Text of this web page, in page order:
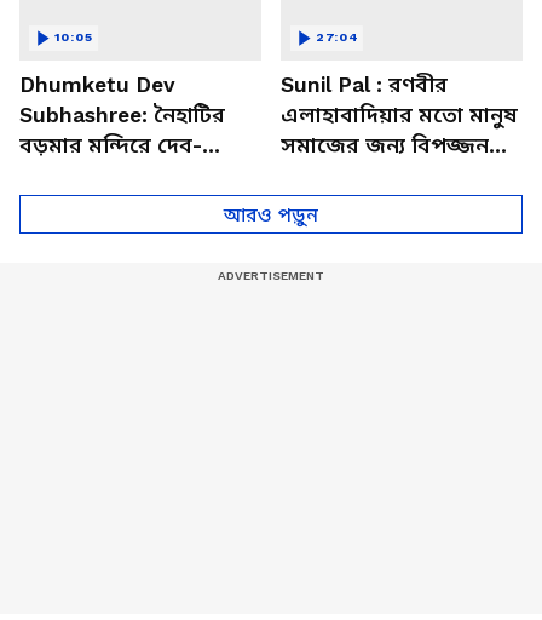
Dhumketu Dev
Subhashree: নৈহাটির
বড়মার মন্দিরে দেব-
10:05
Sunil Pal : রণবীর
এলাহাবাদিয়ার মতো মানুষ
সমাজের জন্য বিপজ্জনক :
27:04
আরও পড়ুন